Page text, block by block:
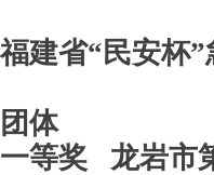
福建省“民安杯
团体
一等奖 龙岩市